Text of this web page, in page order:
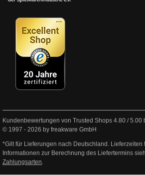
Kundenbewertungen von Trusted Shops 4.80 /5.00
© 1997 - 2026 by freakware GmbH
*Gilt für Lieferungen nach Deutschland. Lieferzeiten
Informationen zur Berechnung des Liefertermins
Zahlungsarten